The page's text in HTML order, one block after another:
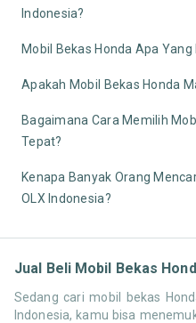
Indonesia?
Mobil Bekas Honda Apa
Apakah Mobil Bekas Honda
Bagaimana Cara Memilih
Tepat?
Kenapa Banyak Orang
OLX Indonesia?
Jual Beli Mobil Bekas
Sedang cari mobil bekas
Indonesia, kamu bisa